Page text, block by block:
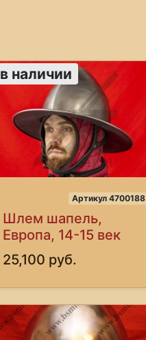
в наличии
Артикул 4700188
Шлем шапель,
Европа, 14-15 век
25,100 руб.